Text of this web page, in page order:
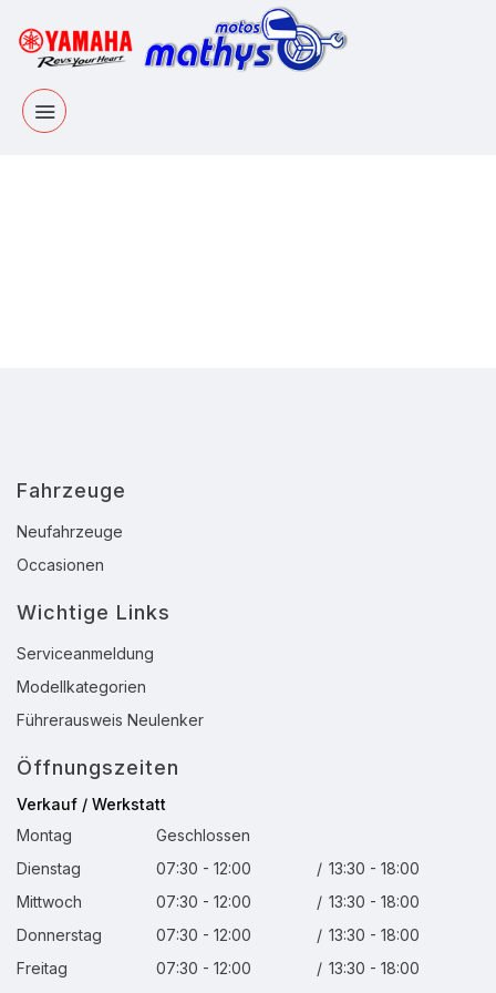
Fahrzeuge
Neufahrzeuge
Occasionen
Wichtige Links
Serviceanmeldung
Modellkategorien
Führerausweis Neulenker
Öffnungszeiten
Verkauf / Werkstatt
Montag
Geschlossen
Dienstag
07:30 - 12:00 / 13:30 - 18:00
Mittwoch
07:30 - 12:00 / 13:30 - 18:00
Donnerstag
07:30 - 12:00 / 13:30 - 18:00
Freitag
07:30 - 12:00 / 13:30 - 18:00